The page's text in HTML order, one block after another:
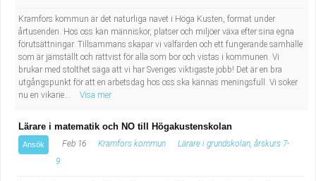
Kramfors kommun är det naturliga navet i Höga Kusten, format under
årtusenden. Hos oss kan människor, platser och miljöer växa efter sina egna
förutsättningar. Tillsammans skapar vi välfärden och ett fungerande samhälle
som är jämställt och rättvist för alla som bor och vistas i kommunen. Vi
brukar med stolthet säga att vi har Sveriges viktigaste jobb! Det är en bra
utgångspunkt för att en arbetsdag hos oss ska kännas meningsfull. Vi söker
nu en vikarie...
Visa mer
Lärare i matematik och NO till Högakustenskolan
Ansök Feb 16 Kramfors kommun
Lärare i grundskolan, årskurs 7-
9